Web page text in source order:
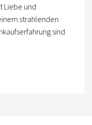
Liebe und
strahlenden
sind